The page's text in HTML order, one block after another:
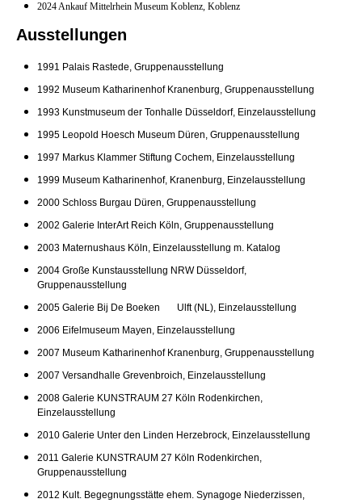
2024 Ankauf Mittelrhein Museum Koblenz, Koblenz
Ausstellungen
1991 Palais Rastede, Gruppenausstellung
1992 Museum Katharinenhof Kranenburg, Gruppenausstellung
1993 Kunstmuseum der Tonhalle Düsseldorf, Einzelausstellung
1995 Leopold Hoesch Museum Düren, Gruppenausstellung
1997 Markus Klammer Stiftung Cochem, Einzelausstellung
1999 Museum Katharinenhof, Kranenburg, Einzelausstellung
2000 Schloss Burgau Düren, Gruppenausstellung
2002 Galerie InterArt Reich Köln, Gruppenausstellung
2003 Maternushaus Köln, Einzelausstellung m. Katalog
2004 Große Kunstausstellung NRW Düsseldorf,
Gruppenausstellung
2005 Galerie Bij De Boeken Ulft (NL), Einzelausstellung
2006 Eifelmuseum Mayen, Einzelausstellung
2007 Museum Katharinenhof Kranenburg, Gruppenausstellung
2007 Versandhalle Grevenbroich, Einzelausstellung
2008 Galerie KUNSTRAUM 27 Köln Rodenkirchen,
Einzelausstellung
2010 Galerie Unter den Linden Herzebrock, Einzelausstellung
2011 Galerie KUNSTRAUM 27 Köln Rodenkirchen,
Gruppenausstellung
2012 Kult. Begegnungsstätte ehem. Synagoge Niederzissen,